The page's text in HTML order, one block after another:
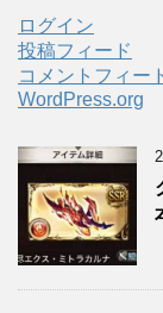
ログイン
投稿フィード
コメントフィー
WordPress.org